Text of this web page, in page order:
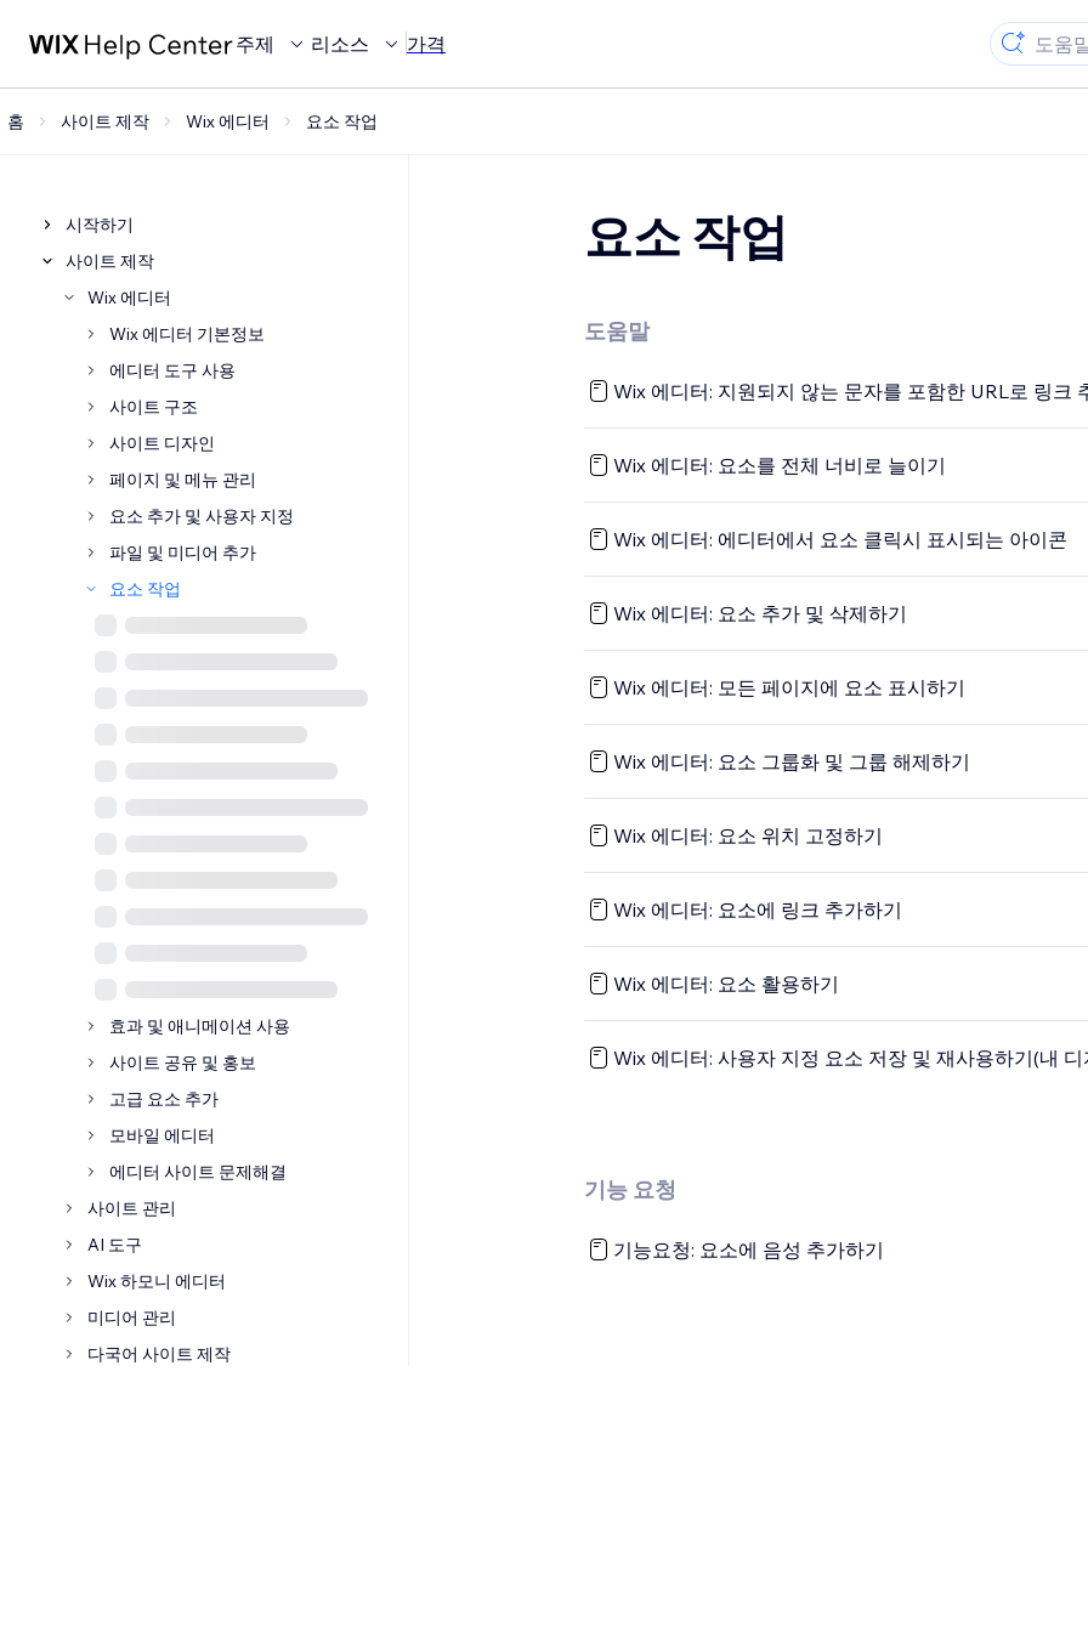
주제 리소스 가격
홈 사이트 제작 Wix 에디터 요소 작업
시작하기
사이트 제작
Wix 에디터
Wix 에디터 기본정보
에디터 도구 사용
사이트 구조
사이트 디자인
페이지 및 메뉴 관리
요소 추가 및 사용자 지정
파일 및 미디어 추가
요소 작업
효과 및 애니메이션 사용
사이트 공유 및 홍보
고급 요소 추가
모바일 에디터
에디터 사이트 문제해결
사이트 관리
AI 도구
Wix 하모니 에디터
미디어 관리
다국어 사이트 제작
요소 작업
도움말
Wix 에디터: 지원되지 않는 문자를 포함한 URL로 링크
Wix 에디터: 요소를 전체 너비로 늘이기
Wix 에디터: 에디터에서 요소 클릭시 표시되는 아이콘
Wix 에디터: 요소 추가 및 삭제하기
Wix 에디터: 모든 페이지에 요소 표시하기
Wix 에디터: 요소 그룹화 및 그룹 해제하기
Wix 에디터: 요소 위치 고정하기
Wix 에디터: 요소에 링크 추가하기
Wix 에디터: 요소 활용하기
Wix 에디터: 사용자 지정 요소 저장 및 재사용하기(내
기능 요청
기능요청: 요소에 음성 추가하기